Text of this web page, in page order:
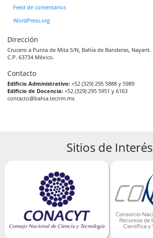
Feed de comentarios
WordPress.org
Dirección
Crucero a Punta de Mita S/N, Bahía de Banderas, Nayarit.
C.P. 63734 México.
Contacto
Edificio Administrativo: +52 (329) 295 5888 y 5989
Edificio de Docencia: +52 (329) 295 5951 y 6163
contacto@bahia.tecnm.mx
Sitios de Interés